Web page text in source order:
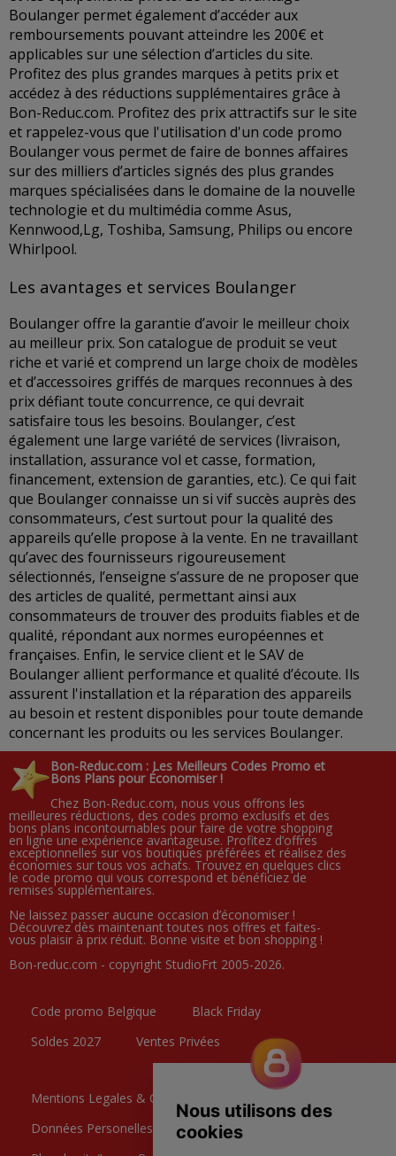
Boulanger permet également d’accéder aux
remboursements pouvant atteindre les 200€ et
applicables sur une sélection d’articles du site.
Profitez des plus grandes marques à petits prix et
accédez à des réductions supplémentaires grâce à
Bon-Reduc.com. Profitez des prix attractifs sur le site
et rappelez-vous que l'utilisation d'un code promo
Boulanger vous permet de faire de bonnes affaires
sur des milliers d’articles signés des plus grandes
marques spécialisées dans le domaine de la nouvelle
technologie et du multimédia comme Asus,
Kennwood,Lg, Toshiba, Samsung, Philips ou encore
Whirlpool.
Les avantages et services Boulanger
Boulanger offre la garantie d’avoir le meilleur choix
au meilleur prix. Son catalogue de produit se veut
riche et varié et comprend un large choix de modèles
et d’accessoires griffés de marques reconnues à des
prix défiant toute concurrence, ce qui devrait
satisfaire tous les besoins. Boulanger, c’est
également une large variété de services (livraison,
installation, assurance vol et casse, formation,
financement, extension de garanties, etc.). Ce qui fait
que Boulanger connaisse un si vif succès auprès des
consommateurs, c’est surtout pour la qualité des
appareils qu’elle propose à la vente. En ne travaillant
qu’avec des fournisseurs rigoureusement
sélectionnés, l’enseigne s’assure de ne proposer que
des articles de qualité, permettant ainsi aux
consommateurs de trouver des produits fiables et de
qualité, répondant aux normes européennes et
françaises. Enfin, le service client et le SAV de
Boulanger allient performance et qualité d’écoute. Ils
assurent l'installation et la réparation des appareils
au besoin et restent disponibles pour toute demande
concernant les produits ou les services Boulanger.
Bon-Reduc.com : Les Meilleurs Codes Promo et
Bons Plans pour Économiser !
Chez Bon-Reduc.com, nous vous offrons les
meilleures réductions, des codes promo exclusifs et des
bons plans incontournables pour faire de votre shopping
en ligne une expérience avantageuse. Profitez d’offres
exceptionnelles sur vos boutiques préférées et réalisez des
économies sur tous vos achats. Trouvez en quelques clics
le code promo qui vous correspond et bénéficiez de
remises supplémentaires.
Ne laissez passer aucune occasion d’économiser !
Découvrez dès maintenant toutes nos offres et faites-
vous plaisir à prix réduit. Bonne visite et bon shopping !
Bon-reduc.com - copyright StudioFrt 2005-2026.
Code promo Belgique
Black Friday
Soldes 2027
Ventes Privées
Mentions Legales & CGU
Données Personelles
Contactez nous